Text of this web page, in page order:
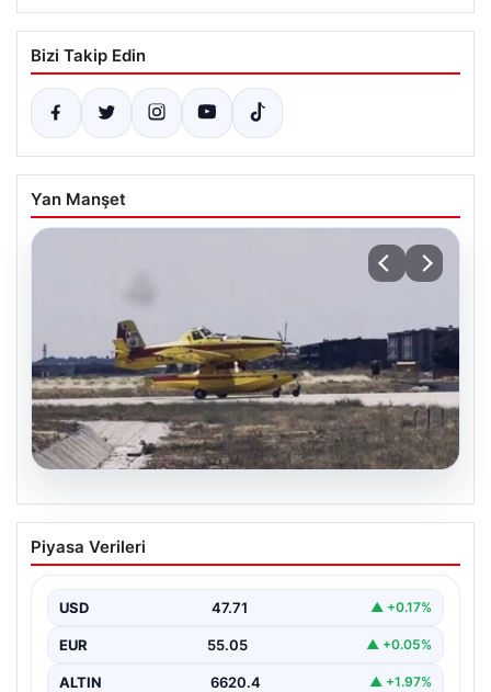
Bizi Takip Edin
Yan Manşet
7 Nisan 2026 Güncel Altın Fiyatları:
Bugün Altın Ne Kadar Oldu?
ve jeopolitik risklerin yoğun etkisi altında dalgalı bir…
Piyasa Verileri
USD 47.71 ▲ +0.17%
EUR 55.05 ▲ +0.05%
ALTIN 6620.4 ▲ +1.97%